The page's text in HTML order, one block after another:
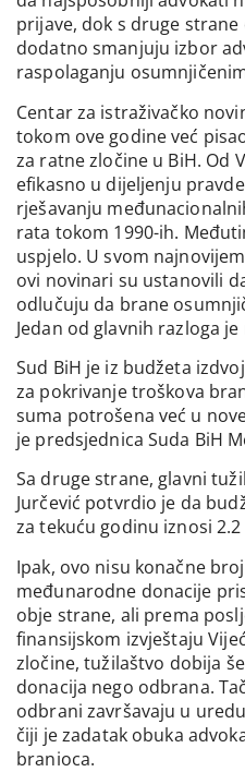
prijave, dok s druge
dodatno smanjuju izbor
raspolaganju
Centar za istraživačko
tokom ove godine već
za ratne zločine u BiH. Od
efikasno u dijeljenju
rješavanju
rata tokom 1990-ih.
uspjelo. U svom
ovi novinari su ustanovili
odlučuju da brane
Jedan od glavnih razloga je
Sud BiH je iz budžeta
za pokrivanje troškova
suma potrošena već u
je predsjednica Suda BiH
Sa druge strane, glavni
Jurčević potvrdio je da
za tekuću godinu iznosi
Ipak, ovo nisu konačne
međunarodne donacije
obje strane, ali prema
finansijskom izvještaju
zločine, tužilaštvo dobija
donacija nego odbrana.
odbrani završavaju u
čiji je zadatak obuka
branioca.